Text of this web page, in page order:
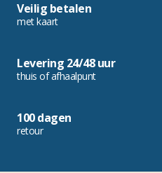
Veilig betalen
met kaart
Levering 24/48 uur
thuis of afhaalpunt
100 dagen
retour